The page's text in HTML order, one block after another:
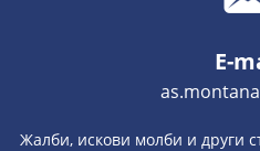
E-
Жалби, искови молби и други